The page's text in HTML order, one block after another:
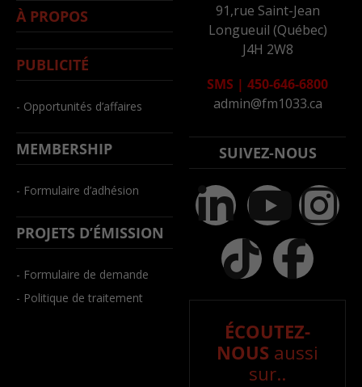
À PROPOS
PUBLICITÉ
- Opportunités d’affaires
MEMBERSHIP
- Formulaire d’adhésion
PROJETS D’ÉMISSION
- Formulaire de demande
- Politique de traitement
91,rue Saint-Jean
Longueuil (Québec)
J4H 2W8
SMS | 450-646-6800
admin@fm1033.ca
SUIVEZ-NOUS
ÉCOUTEZ-
NOUS aussi
sur..